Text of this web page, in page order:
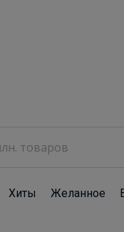
Хиты Желанное